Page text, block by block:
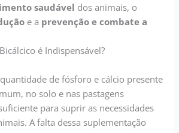
saudável dos animais, o
e a prevenção e combate a
é Indispensável?
de fósforo e cálcio presente
no solo e nas pastagens
para suprir as necessidades
A falta dessa suplementação